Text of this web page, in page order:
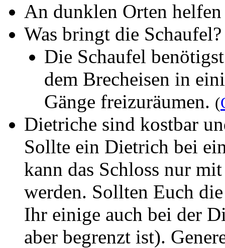
An dunklen Orten
Was bringt die Schaufel?
Die Schaufel
dem Brecheisen in
Gänge freizuräumen. (
Dietriche sind kostbar
Sollte ein Dietrich bei
kann das Schloss nur
werden. Sollten Euch
Ihr einige auch bei der
aber begrenzt ist).